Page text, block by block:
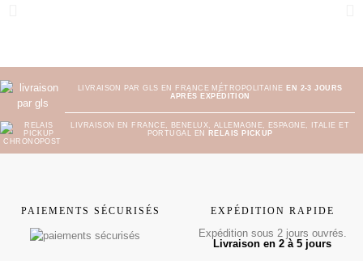
LIVRAISON PAR GLS EN FRANCE MÉTROPOLITAINE EN 2-3 JOURS
APRÈS EXPÉDITION
LIVRAISON EN FRANCE, BENELUX, ALLEMAGNE, ESPAGNE, ITALIE ET
PORTUGAL EN
RELAIS PICKUP
PAIEMENTS SÉCURISÉS EXPÉDITION RAPIDE
Expédition sous 2 jours ouvrés.
Livraison en 2 à 5 jours